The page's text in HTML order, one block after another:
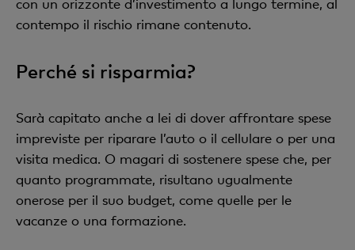
contempo il rischio rimane contenuto.
Perché si risparmia?
Sarà capitato anche a lei di dover affrontare spese
impreviste per riparare l’auto o il cellulare o per una
visita medica. O magari di sostenere spese che, per
quanto programmate, risultano ugualmente
onerose per il suo budget, come quelle per le
vacanze o una formazione.